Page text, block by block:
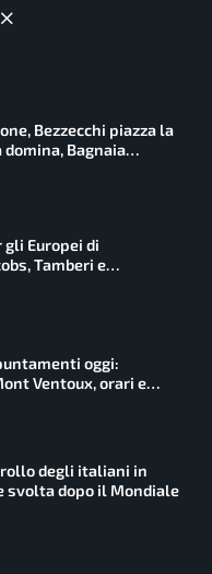
Bezzecchi piazza la
Bagnaia
gli Europei di
Tamberi e
una spedizione
oggi:
Ventoux, orari e
degli italiani in
svolta dopo il Mondiale